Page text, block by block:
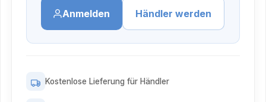
Anmelden Händler werden
Kostenlose Lieferung für Händler